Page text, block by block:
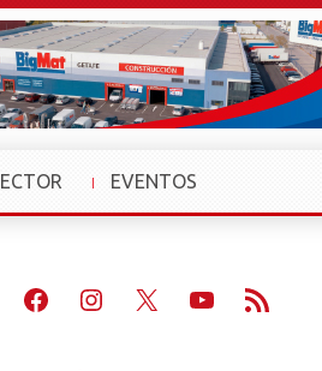
»
EVENTOS
»
Facebook
Instagram
X Youtube
Feed RSS